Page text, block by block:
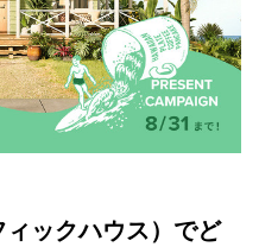
ックハウス）でど